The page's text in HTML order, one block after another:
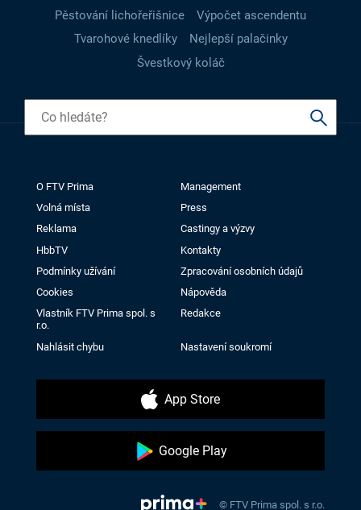
Pěstování lichořeřišnice
Výpočet ascendentu
Tvarohové knedlíky
Nejlepší palačinky
Švestkový koláč
O FTV Prima
Management
Volná místa
Press
Reklama
Castingy a výzvy
HbbTV
Kontakty
Podmínky užívání
Zpracování osobních údajů
Cookies
Nápověda
Vlastník FTV Prima spol. s
r.o.
Redakce
Nahlásit chybu Nastavení soukromí
App Store
Google Play
© FTV Prima spol. s r.o.